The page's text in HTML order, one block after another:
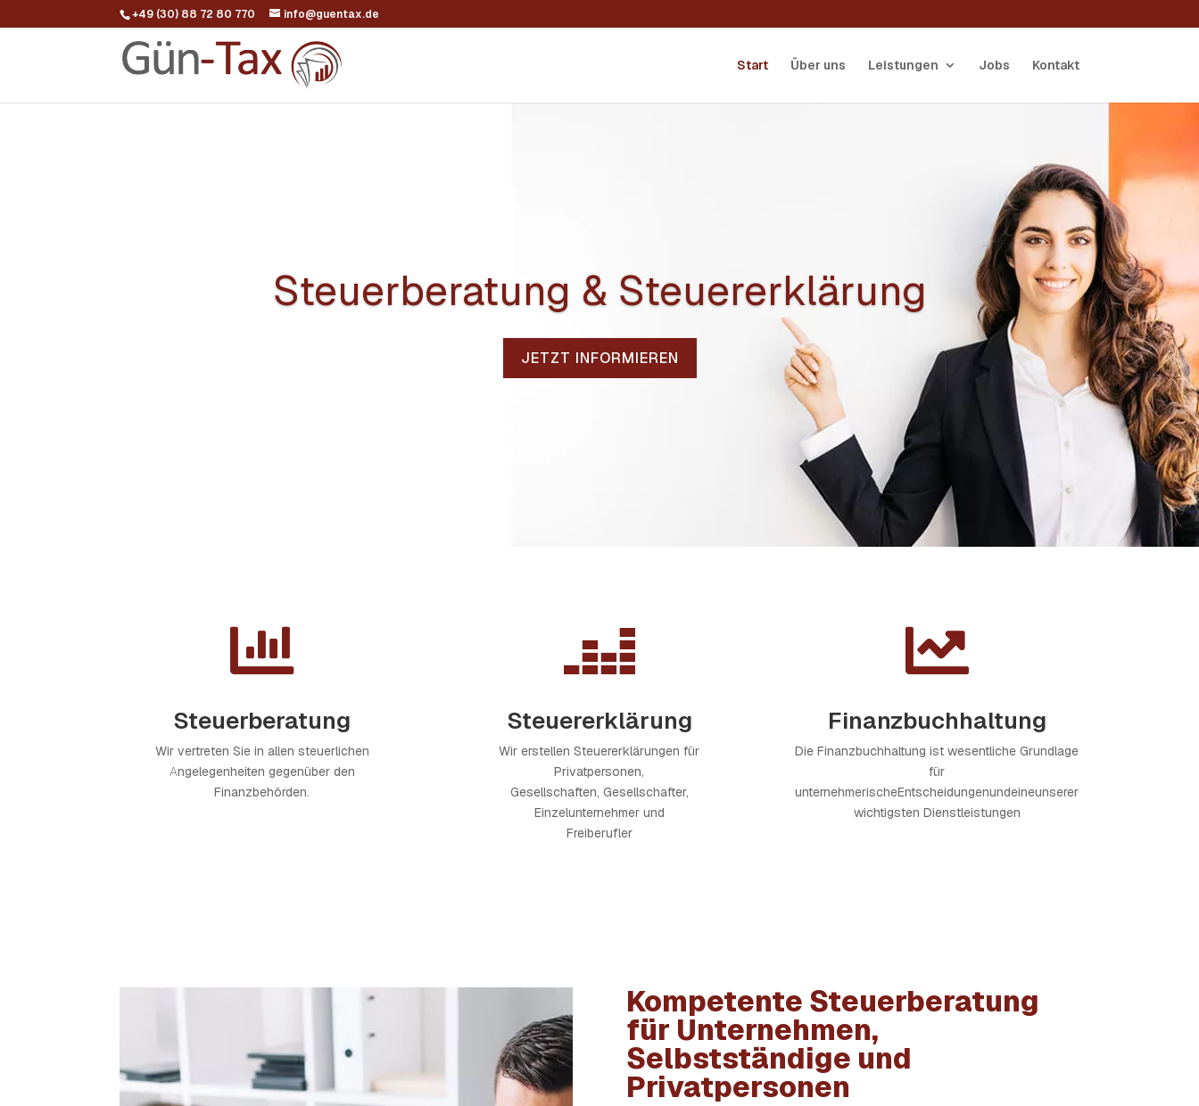
+49 (30) 88 72 80 770 info@guentax.de
Start Über uns Leistungen Jobs Kontakt
Steuerberatung & Steuererklärung
JETZT INFORMIEREN

Steuerberatung
Wir vertreten Sie in allen steuerlichen
Angelegenheiten gegenüber den
Finanzbehörden.

Steuererklärung
Wir erstellen Steuererklärungen für
Privatpersonen,
Gesellschaften, Gesellschafter,
Einzelunternehmer und
Freiberufler

Finanzbuchhaltung
Die Finanzbuchhaltung ist wesentliche Grundlage
für
unternehmerischeEntscheidungenundeineunserer
wichtigsten Dienstleistungen
Kompetente Steuerberatung
für Unternehmen,
Selbstständige und
Privatpersonen